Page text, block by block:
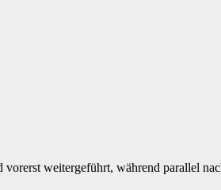
weitergeführt, während parallel